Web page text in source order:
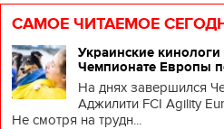
САМОЕ ЧИТАЕМОЕ
Украинские
Чемпионате Европы
На днях завершился
Аджилити FCI Agility
Не смотря на трудн...